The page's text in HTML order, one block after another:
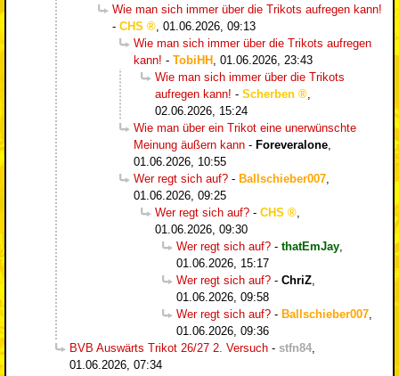
Wie man sich immer über die Trikots aufregen kann!
- CHS
01.06.2026, 09:13
Wie man sich immer über die Trikots aufregen
kann! - TobiHH
01.06.2026, 23:43
Wie man sich immer über die Trikots
aufregen kann! - Scherben
02.06.2026, 15:24
Wie man über ein Trikot eine unerwünschte
Meinung äußern kann - Foreveralone
01.06.2026, 10:55
Wer regt sich auf? - Ballschieber007
01.06.2026, 09:25
Wer regt sich auf? - CHS
01.06.2026, 09:30
Wer regt sich auf? - thatEmJay
01.06.2026, 15:17
Wer regt sich auf? - ChriZ
01.06.2026, 09:58
Wer regt sich auf? - Ballschieber007
01.06.2026, 09:36
BVB Auswärts Trikot 26/27 2. Versuch - stfn84
01.06.2026, 07:34